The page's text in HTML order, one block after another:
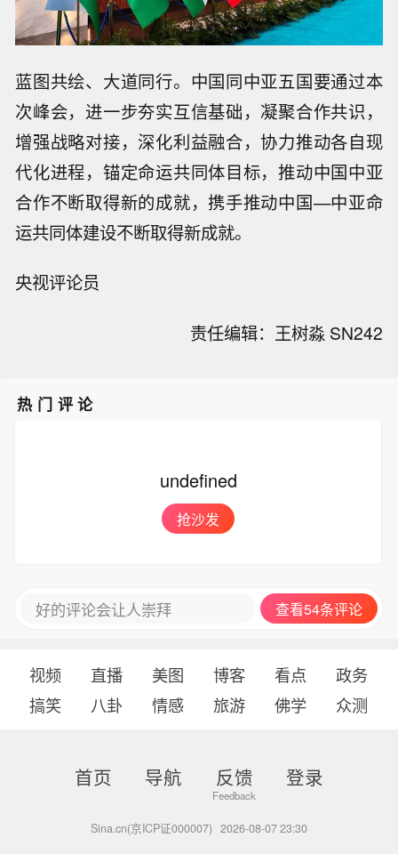
蓝图共绘、大道同行。中国同中亚五国要通过本
次峰会，进一步夯实互信基础，凝聚合作共识，
增强战略对接，深化利益融合，协力推动各自现
代化进程，锚定命运共同体目标，推动中国中亚
合作不断取得新的成就，携手推动中国—中亚命
运共同体建设不断取得新成就。
央视评论员
责任编辑：王树淼 SN242
热门评论
undefined
抢沙发
好的评论会让人崇拜 查看54条评论
视频 直播 美图 博客 看点
政务
搞笑
八卦 情感 旅游 佛学 众测
首页 导航 反馈 登录
Sina.cn(京ICP证000007) 2026-08-07 23:30